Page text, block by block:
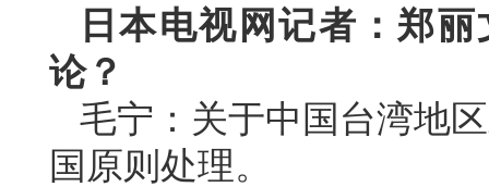
日本电视网记者：郑
论？
毛宁：关于中国台湾地
国原则处理。